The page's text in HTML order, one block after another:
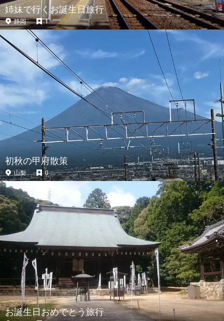
姉妹で行くお誕生日旅行
静岡 1
初秋の甲府散策
山梨 0
お誕生日おめでとう旅行